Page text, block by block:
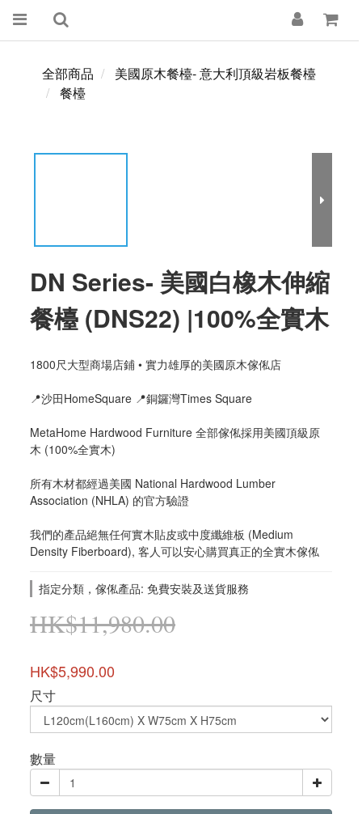
全部商品
美國原木餐檯- 意大利頂級岩板餐檯
餐檯
DN Series- 美國白橡木伸縮
餐檯 (DNS22) |100%全實木
1800尺大型商場店鋪 • 實力雄厚的美國原木傢俬店
📍沙田HomeSquare 📍銅鑼灣Times Square
MetaHome Hardwood Furniture 全部傢俬採用美國頂級原
木 (100%全實木)
所有木材都經過美國 National Hardwood Lumber
Association (NHLA) 的官方驗證
我們的產品絕無任何實木貼皮或中度纖維板 (Medium
Density Fiberboard), 客人可以安心購買真正的全實木傢俬
指定分類，傢俬產品: 免費安裝及送貨服務
HK$11,980.00
HK$5,990.00
尺寸
數量